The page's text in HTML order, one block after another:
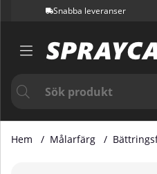
Snabba leveranser
Hem Målarfärg